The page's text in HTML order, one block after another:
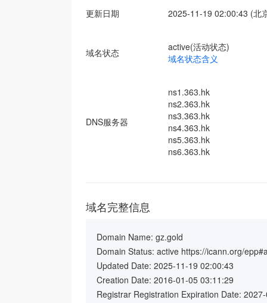
更新日期 2025-11-19 02:00:43 (北
域名状态
active(活动状态)
域名状态含义
DNS服务器
ns1.363.hk
ns2.363.hk
ns3.363.hk
ns4.363.hk
ns5.363.hk
ns6.363.hk
域名完整信息
Domain Name: gz.gold
Domain Status: active https://icann.org/
Updated Date: 2025-11-19 02:00:43
Creation Date: 2016-01-05 03:11:29
Registrar Registration Expiration Date: